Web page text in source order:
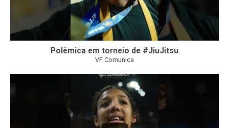
Polêmica em torneio de #JiuJitsu
VF Comunica